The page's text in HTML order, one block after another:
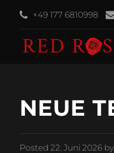
+49 177 6810998
NEUE
Posted22. Juni 2026